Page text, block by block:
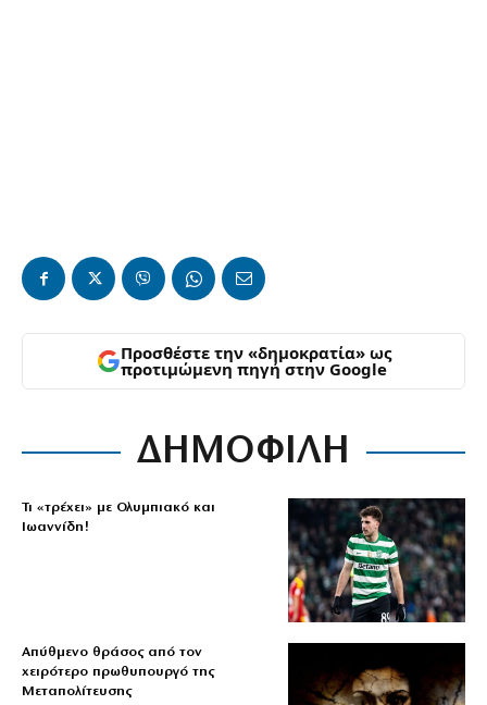
Προσθέστε την «δημοκρατία» ως
προτιμώμενη πηγή στην Google
ΔΗΜΟΦΙΛΗ
Τι «τρέχει» με Ολυμπιακό και
Ιωαννίδη!
Απύθμενο θράσος από τον
χειρότερο πρωθυπουργό της
Μεταπολίτευσης